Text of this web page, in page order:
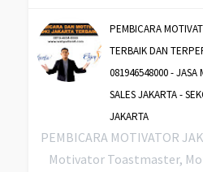
PEMBICARA
TERBAIK DAN
081946548000 - JASA
SALES JAKARTA -
JAKARTA
PEMBICARA MOTIVATOR
Motivator Toastmaster,